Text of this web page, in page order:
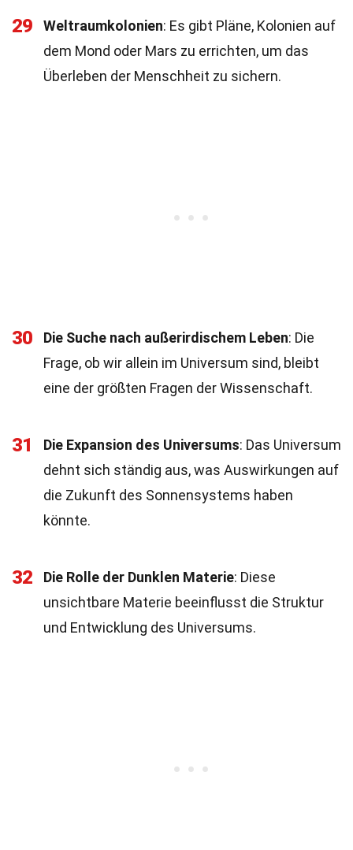
29 Weltraumkolonien: Es gibt Pläne, Kolonien auf
dem Mond oder Mars zu errichten, um das
Überleben der Menschheit zu sichern.
30 Die Suche nach außerirdischem Leben: Die
Frage, ob wir allein im Universum sind, bleibt
eine der größten Fragen der Wissenschaft.
31 Die Expansion des Universums: Das Universum
dehnt sich ständig aus, was Auswirkungen auf
die Zukunft des Sonnensystems haben
könnte.
32 Die Rolle der Dunklen Materie: Diese
unsichtbare Materie beeinflusst die Struktur
und Entwicklung des Universums.